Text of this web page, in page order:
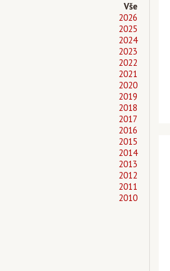
Vše
2026
2025
2024
2023
2022
2021
2020
2019
2018
2017
2016
2015
2014
2013
2012
2011
2010